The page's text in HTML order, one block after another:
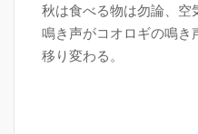
秋は食べる物は勿論、空
鳴き声がコオロギの鳴き
移り変わる。